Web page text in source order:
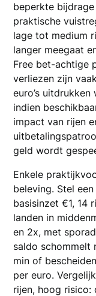
beperkte
praktische
lage tot medium
langer meegaat
Free bet-achtige
verliezen zijn
euro’s
indien
impact van rijen
geld wordt
Enkele
beleving. Stel
basisinzet €1, 14
landen in
en 2x, met
saldo schommelt
min of
per euro.
rijen, hoog risico: